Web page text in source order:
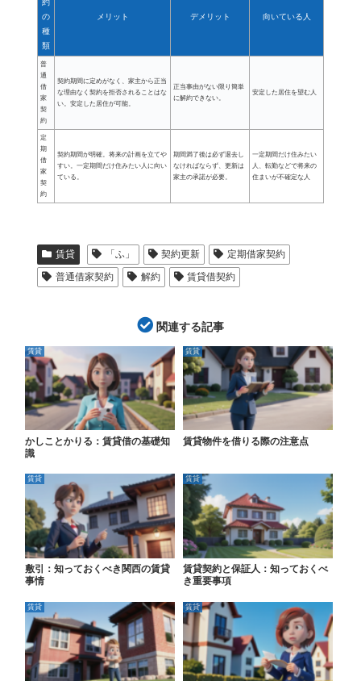
約
の
種
類
メリット デメリット 向いている人
普
通
借
家
契
約
契約期間に定めがなく、家主から正当
な理由なく契約を拒否されることはな
い。安定した居住が可能。
正当事由がない限り簡単
に解約できない。
安定した居住を望む人
定
期
借
家
契
約
契約期間が明確。将来の計画を立てや
すい。一定期間だけ住みたい人に向い
ている。
期間満了後は必ず退去し
なければならず、更新は
家主の承諾が必要。
一定期間だけ住みたい
人、転勤などで将来の
住まいが不確定な人
賃貸 「ふ」 契約更新
定期借家契約
普通借家契約
解約 賃貸借契約
関連する記事
賃貸
かしことかりる：賃貸借の基礎知
識
賃貸
賃貸物件を借りる際の注意点
賃貸
敷引：知っておくべき関西の賃貸
事情
賃貸
賃貸契約と保証人：知っておくべ
き重要事項
賃貸 賃貸